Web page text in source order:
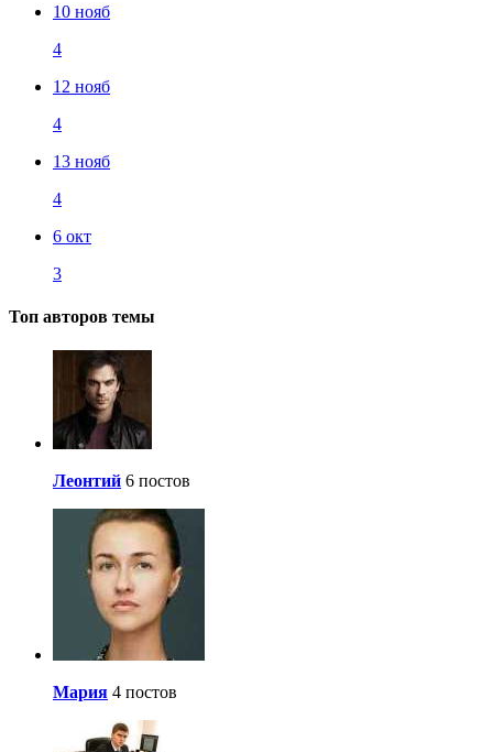
10 нояб
4
12 нояб
4
13 нояб
4
6 окт
3
Топ авторов темы
Леонтий 6 постов
Мария 4 постов